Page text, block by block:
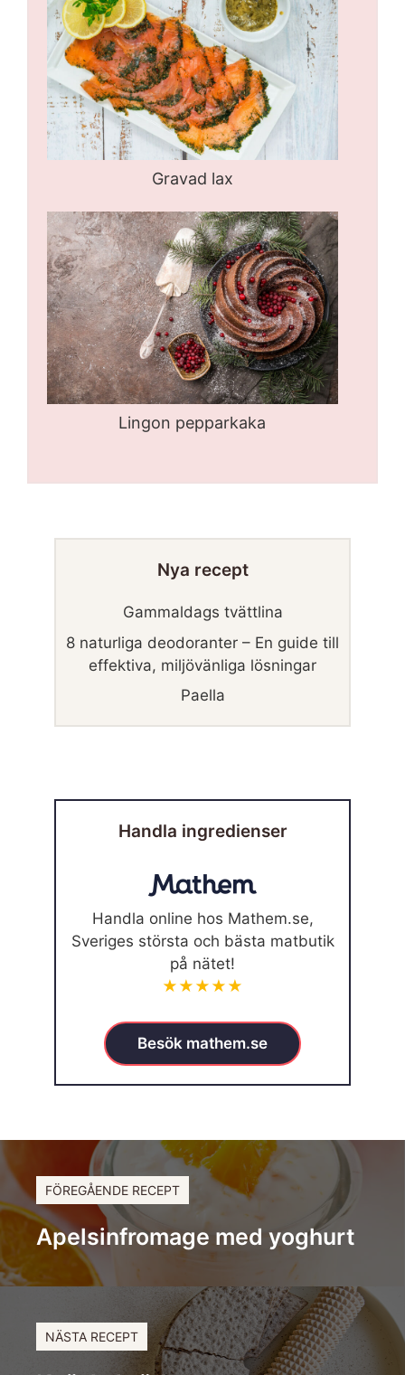
Gravad lax
Lingon pepparkaka
Nya recept
Gammaldags tvättlina
8 naturliga deodoranter – En guide till
effektiva, miljövänliga lösningar
Paella
Handla ingredienser
Handla online hos Mathem.se,
Sveriges största och bästa matbutik
på nätet!
★★★★★
Besök mathem.se
FÖREGÅENDE RECEPT
Apelsinfromage med yoghurt
NÄSTA RECEPT